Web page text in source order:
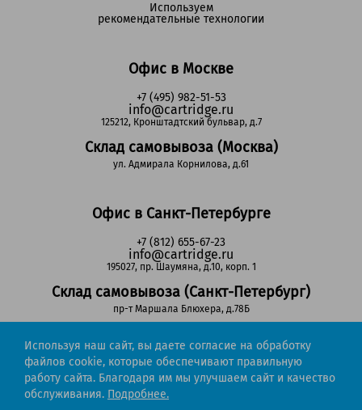
Офис в Москве
+7 (495) 982-51-53
info@cartridge.ru
125212, Кронштадтский бульвар, д.7
Склад самовывоза (Москва)
ул. Адмирала Корнилова, д.61
Офис в Санкт-Петербурге
+7 (812) 655-67-23
info@cartridge.ru
195027, пр. Шаумяна, д.10, корп. 1
Склад самовывоза (Санкт-Петербург)
пр-т Маршала Блюхера, д.78Б
Регионы РФ
8-800-302-51-53
(звонок бесплатный)
Используем
рекомендательные технологии
Используя наш сайт, вы даете согласие на обработку
файлов cookie, которые обеспечивают правильную
работу сайта. Благодаря им мы улучшаем сайт и качество
обслуживания. Подробнее.